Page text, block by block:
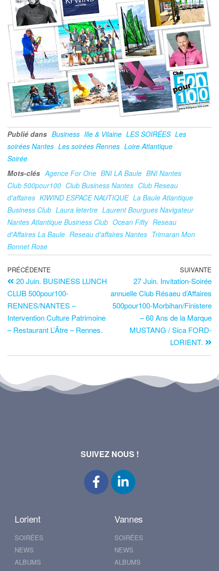
Publié dans Business Ille & Vilaine LES SOIRÉES Les
soirées Nantes Les soirées Rennes Loire Atlantique
Soirée
Mots-clés Agence For One BNI LA Baule BNI Nantes
Club 500pour100 Club Business Nantes Club Reseau
d'affaires KIWIND ESPACE NAUTIQUE La Baule Atlantique
Business Club Laura letertre Laurent Bourgues Navigateur
Nantes Atlantique Business Club Ocean Fifty Reseau
d'Affaires La Baule Reseau d'affaires Nantes Trimaran Mon
Bonnet Rose
PRÉCÉDENTE
20 Juin. BUSINESS LUNCH
CLUB 500pour100-
RENNES/NANTES –
Intervention Culture Patrimoine
– Restaurant L’Âtre – Rennes.
SUIVANTE
27 Juin. Invitation-Soirée
annuelle Club Résaeu d’Affaires
500pour100-Morbihan/Finistere
– 60 Ans de la Marque
MUSTANG / Sica FORD-
LORIENT.
SUIVEZ NOUS !
Lorient
SOIRÉES
NEWS
ALBUMS
Vannes
SOIRÉES
NEWS
ALBUMS